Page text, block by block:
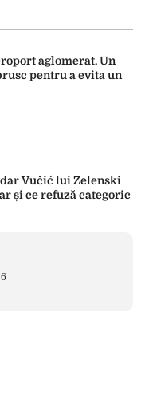
aglomerat. Un
pentru a evita un
Vučić lui Zelenski
și ce refuză categoric